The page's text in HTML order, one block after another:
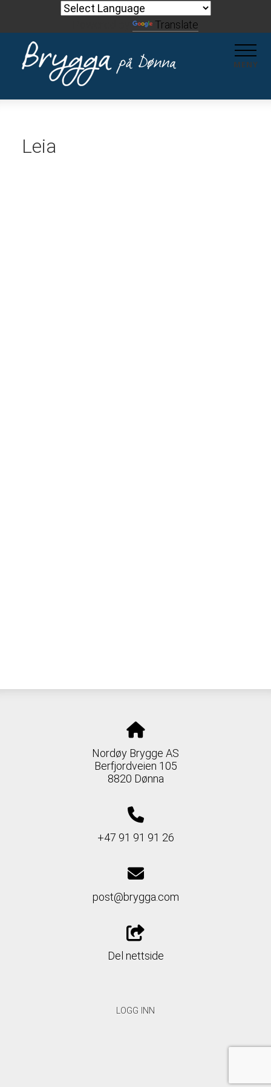
MENY
Leia
Translate
Nordøy Brygge AS
Berfjordveien 105
8820 Dønna
+47 91 91 91 26
post@brygga.com
Del nettside
LOGG INN